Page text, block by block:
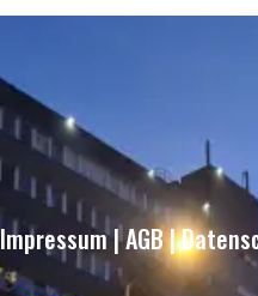
Impressum|AGB|